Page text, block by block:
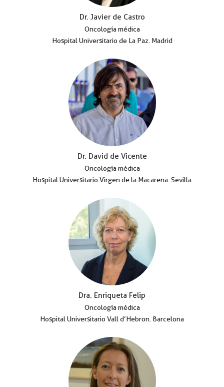
Dr. Javier de Castro
Oncología médica
Hospital Universitario de La Paz. Madrid
Dr. David de Vicente
Oncología médica
Hospital Universitario Virgen de la Macarena. Sevilla
Dra. Enriqueta Felip
Oncología médica
Hospital Universitario Vall d’Hebron. Barcelona